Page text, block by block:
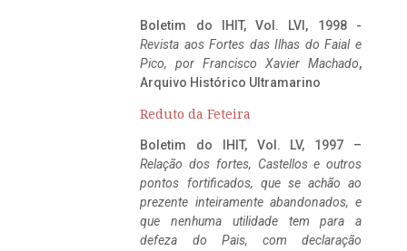
Boletim do IHIT, Vol. LVI, 1998 -
Revista aos Fortes das Ilhas do Faial e
Pico, por Francisco Xavier Machado,
Arquivo Histórico Ultramarino
Reduto da Feteira
Boletim do IHIT, Vol. LV, 1997 –
Relação dos fortes, Castellos e outros
pontos fortificados, que se achão ao
prezente inteiramente abandonados, e
que nenhuma utilidade tem para a
defeza do Pais, com declaração